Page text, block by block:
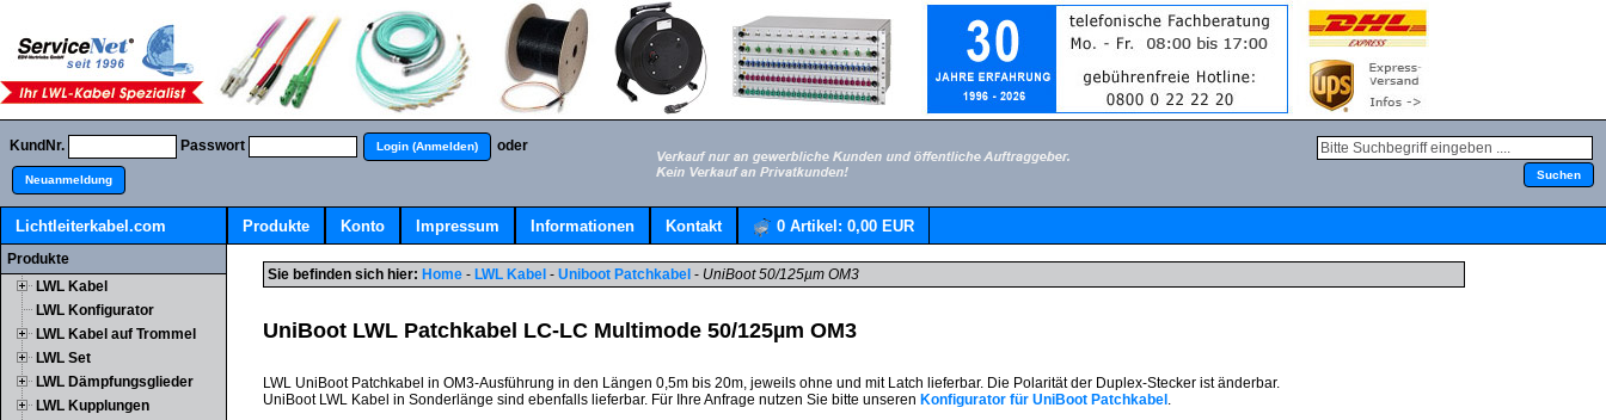
KundNr. Passwort Login (Anmelden) oder
Neuanmeldung
Lichtleiterkabel.com Produkte Konto Impressum Informationen Kontakt 0 Artikel: 0,00 EUR
Produkte
LWL Kabel
LWL Konfigurator
LWL Kabel auf Trommel
LWL Set
LWL Dämpfungsglieder
LWL Kupplungen
Sie befinden sich hier: Home - LWL Kabel - Uniboot Patchkabel - UniBoot 50/125µm OM3
UniBoot LWL Patchkabel LC-LC Multimode 50/125µm OM3
LWL UniBoot Patchkabel in OM3-Ausführung in den Längen 0,5m bis 20m, jeweils ohne und mit Latch lieferbar. Die Polarität der Duplex-Stecker ist änderbar.
UniBoot LWL Kabel in Sonderlänge sind ebenfalls lieferbar. Für Ihre Anfrage nutzen Sie bitte unseren Konfigurator für UniBoot Patchkabel .